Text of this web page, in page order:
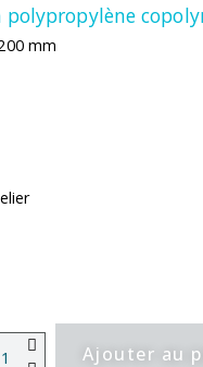
polypropylène
mm
Ajouter au